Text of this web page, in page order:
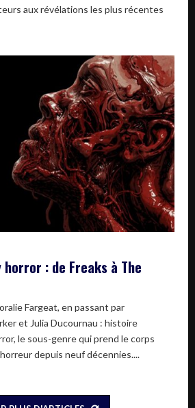
aux révélations les plus récentes
: de Freaks à The
Fargeat, en passant par
et Julia Ducournau : histoire
le sous-genre qui prend le corps
depuis neuf décennies....